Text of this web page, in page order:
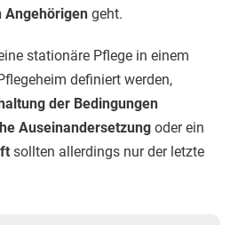
Angehörigen geht.
stationäre Pflege in einem
definiert werden,
der Bedingungen
Auseinandersetzung oder ein
sollten allerdings nur der letzte